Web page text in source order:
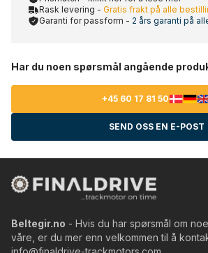
Rask levering - Gratis frakt på alle
Garanti for passform - 2 års garanti på
Har du noen spørsmål angående
+45 60 17 81 50
SEND OSS EN E-POST
Beltegir.no - Hvis du har spørsmål om
våre, er du mer enn velkommen til å